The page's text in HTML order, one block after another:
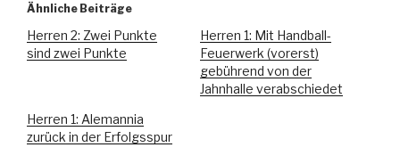
Ähnliche Beiträge
Herren 2: Zwei Punkte
sind zwei Punkte
Herren 1: Mit Handball-
Feuerwerk (vorerst)
gebührend von der
Jahnhalle verabschiedet
Herren 1: Alemannia
zurück in der Erfolgsspur